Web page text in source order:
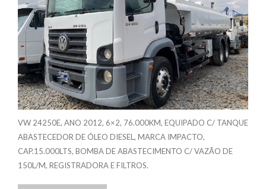
VW 24250E, ANO 2012, 6×2, 76.000KM, EQUIPADO C/ TANQUE
ABASTECEDOR DE ÓLEO DIESEL, MARCA IMPACTO,
CAP.15.000LTS, BOMBA DE ABASTECIMENTO C/ VAZÃO DE
150L/M, REGISTRADORA E FILTROS.